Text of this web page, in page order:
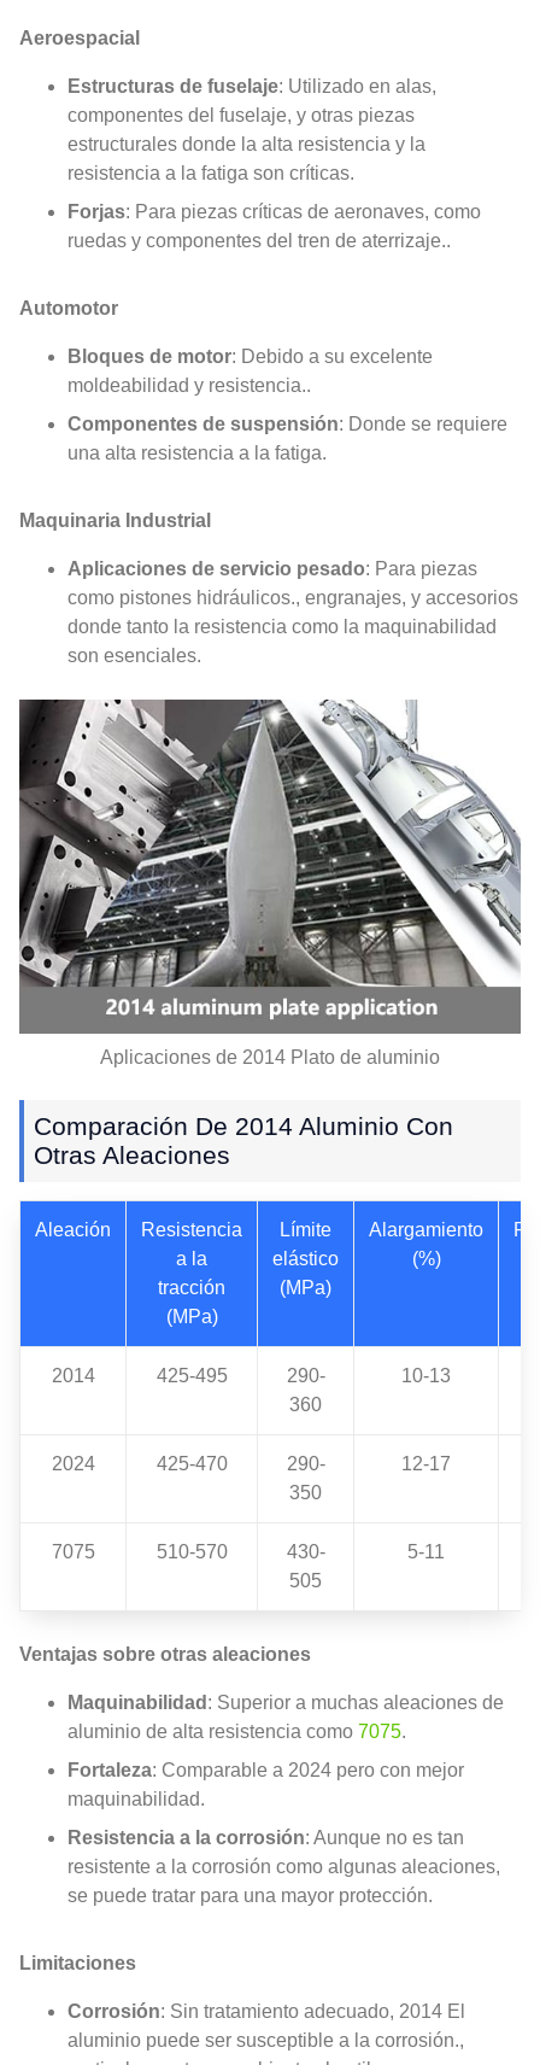
Aeroespacial
Estructuras de fuselaje: Utilizado en alas,
componentes del fuselaje, y otras piezas
estructurales donde la alta resistencia y la
resistencia a la fatiga son críticas.
Forjas: Para piezas críticas de aeronaves, como
ruedas y componentes del tren de aterrizaje..
Automotor
Bloques de motor: Debido a su excelente
moldeabilidad y resistencia..
Componentes de suspensión: Donde se requiere
una alta resistencia a la fatiga.
Maquinaria Industrial
Aplicaciones de servicio pesado: Para piezas
como pistones hidráulicos., engranajes, y accesorios
donde tanto la resistencia como la maquinabilidad
son esenciales.
Aplicaciones de 2014 Plato de aluminio
Comparación De 2014 Aluminio Con
Otras Aleaciones
Aleación
Resistencia
a la
tracción
(MPa)
Límite
elástico
(MPa)
Alargamiento
(%)
2014 425-495
290-
360
10-13
2024 425-470
290-
350
12-17
7075 510-570
430-
505
5-11
Ventajas sobre otras aleaciones
Maquinabilidad : Superior a muchas aleaciones de
aluminio de alta resistencia como 7075.
Fortaleza: Comparable a 2024 pero con mejor
maquinabilidad.
Resistencia a la corrosión: Aunque no es tan
resistente a la corrosión como algunas aleaciones,
se puede tratar para una mayor protección.
Limitaciones
Corrosión: Sin tratamiento adecuado, 2014 El
aluminio puede ser susceptible a la corrosión.,